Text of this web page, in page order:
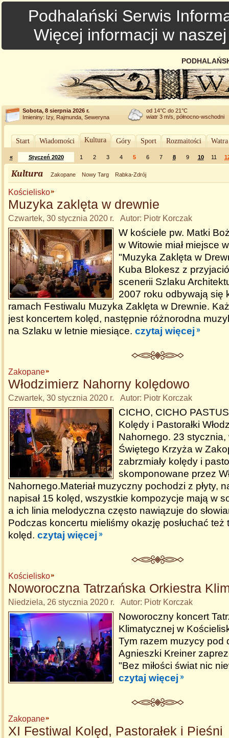
Podhalański Serwis
Więcej informacji w
Sobota, 8 sierpnia 2026 r.
Imieniny: Izy, Rajmunda, Seweryna
od 14°C do 21°C
wiatr 3 m/s, północno-wschodni
Start Wiadomości Kultura Góry Sport Rozmaitości
« Styczeń 2020 1 2 3 4 5 6 7 8 9 10 11
Kultura Zakopane Nowy Targ Rabka-Zdrój
Kościelisko
Muzyka zaklęta w drewnie
Czwartek, 30 stycznia 2020 r. Autor: Piotr Korczak
W kościele pw. Matki
w Witowie miał miejsce
"Muzyka Zaklęta w
Kuba Blokesz z
scenerii Szlaku
2007 roku odbywają się
ramach Festiwalu Muzyka Zaklęta w Drewnie.
jest koncertem kolęd, następnie różnorodna
na Szlaku w letnie miesiące. czytaj więcej
Zakopane
Włodzimierz Nahorny kolędowo
Czwartek, 30 stycznia 2020 r. Autor: Piotr Korczak
CICHO, CICHO
Kolędy i Pastorałki
Nahornego. 23 stycznia,
Świętego Krzyża w
zabrzmiały kolędy i
skomponowane przez
Nahornego.Materiał muzyczny pochodzi z płyty,
napisał 15 kolęd, wszystkie kompozycje mają w
a ich linia melodyczna często nawiązuje do
Podczas koncertu mieliśmy okazję posłuchać też
kolęd. czytaj więcej
Kościelisko
Noworoczna Tatrzańska Orkiestra
Niedziela, 26 stycznia 2020 r. Autor: Piotr Korczak
Noworoczny koncert
Klimatycznej w
Tym razem muzycy pod
Agnieszki Kreiner
"Bez miłości świat nic
czytaj więcej
Zakopane
XI Festiwal Kolęd, Pastorałek i Pieśni